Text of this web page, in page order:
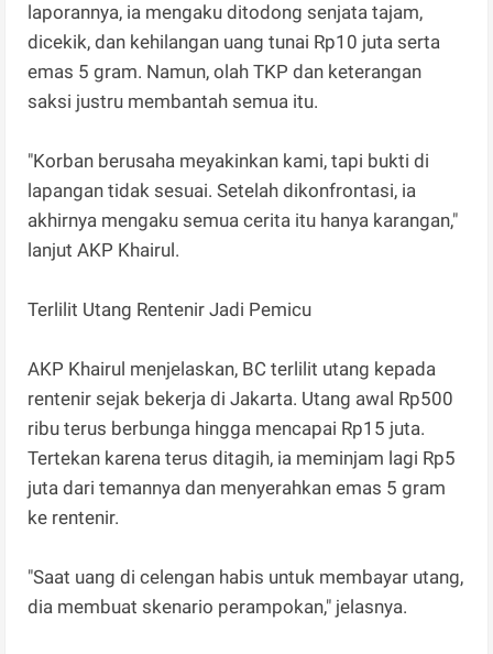
laporannya, ia mengaku ditodong senjata tajam,
dicekik, dan kehilangan uang tunai Rp10 juta serta
emas 5 gram. Namun, olah TKP dan keterangan
saksi justru membantah semua itu.
"Korban berusaha meyakinkan kami, tapi bukti di
lapangan tidak sesuai. Setelah dikonfrontasi, ia
akhirnya mengaku semua cerita itu hanya karangan,"
lanjut AKP Khairul.
Terlilit Utang Rentenir Jadi Pemicu
AKP Khairul menjelaskan, BC terlilit utang kepada
rentenir sejak bekerja di Jakarta. Utang awal Rp500
ribu terus berbunga hingga mencapai Rp15 juta.
Tertekan karena terus ditagih, ia meminjam lagi Rp5
juta dari temannya dan menyerahkan emas 5 gram
ke rentenir.
"Saat uang di celengan habis untuk membayar utang,
dia membuat skenario perampokan," jelasnya.